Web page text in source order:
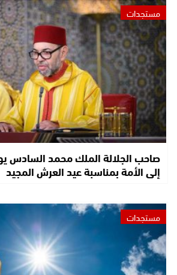
مستجدات
صاحب الجلالة الملك محمد السادس
إلى الأمة بمناسبة عيد العرش المجيد
مستجدات